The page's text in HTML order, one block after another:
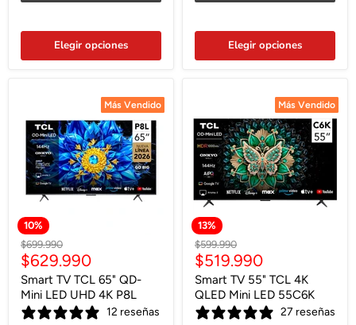
Elegir opciones Elegir opciones
Más Vendido
10%
Más Vendido
Precio
original
$699.990
Precio
actual
$629.990
Smart TV TCL 65" QD-
Mini LED UHD 4K P8L
12 reseñas
Más Vendido
13%
Más Vendido
Precio
original
$599.990
Precio
actual
$519.990
Smart TV 55" TCL 4K
QLED Mini LED 55C6K
27 reseñas